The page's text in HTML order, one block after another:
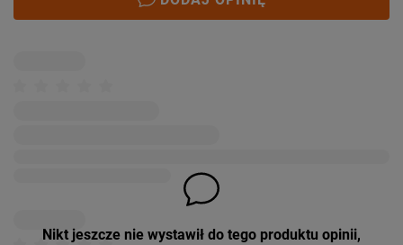
Nikt jeszcze nie wystawił do tego produktu opinii,